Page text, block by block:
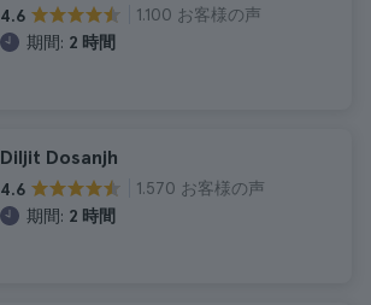
4.6
1.100 お客様の声
期間: 2 時間
Diljit Dosanjh
4.6
1.570 お客様の声
期間: 2 時間